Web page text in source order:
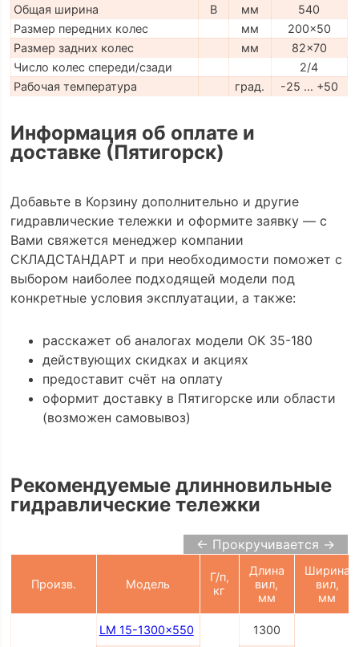
Общая ширина
B мм
540
Размер передних колес
мм
200x50
Размер задних колес
мм
82x70
Число колес спереди/сзади
2/4
Рабочая температура
град. -25 … +50
Информация об оплате и
доставке (Пятигорск)
Добавьте в Корзину дополнительно и другие
гидравлические тележки и оформите заявку — с
Вами свяжется менеджер компании
СКЛАДСТАНДАРТ и при необходимости поможет с
выбором наиболее подходящей модели под
конкретные условия эксплуатации, а также:
расскажет об аналогах модели OK 35-180
действующих скидках и акциях
предоставит счёт на оплату
оформит доставку в Пятигорске или области
(возможен самовывоз)
Рекомендуемые длинновильные
гидравлические тележки
← Прокручивается →
Произв. Модель
Г/п,
кг
Длина
вил,
мм
Ширина
вил,
мм
LM 15-1300x550 1300